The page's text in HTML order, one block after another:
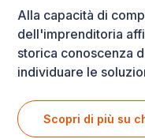
Alla capacità di
dell'imprenditoria
storica conoscenza
individuare le
Scopri di più su